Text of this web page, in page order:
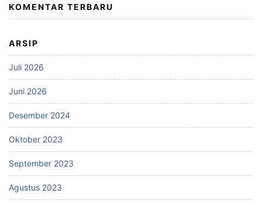
KOMENTAR TERBARU
ARSIP
Juli 2026
Juni 2026
Desember 2024
Oktober 2023
September 2023
Agustus 2023